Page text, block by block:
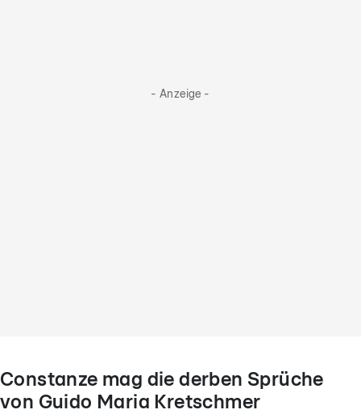
- Anzeige -
Constanze mag die derben Sprüche
von Guido Maria Kretschmer